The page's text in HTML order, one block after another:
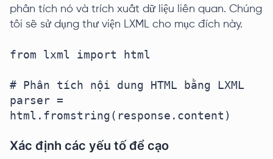
phân tích nó và trích xuất dữ liệu liên quan. Chúng
tôi sẽ sử dụng thư viện LXML cho mục đích này.
from lxml import html
# Phân tích nội dung HTML bằng LXML
parser =
html.fromstring(response.content)
Xác định các yếu tố để cạo